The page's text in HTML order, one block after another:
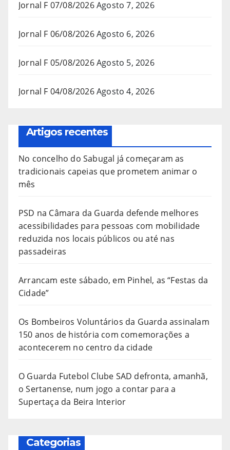
Jornal F 07/08/2026Agosto 7, 2026
Jornal F 06/08/2026Agosto 6, 2026
Jornal F 05/08/2026Agosto 5, 2026
Jornal F 04/08/2026Agosto 4, 2026
Artigos recentes
No concelho do Sabugal já começaram as
tradicionais capeias que prometem animar o
mês
PSD na Câmara da Guarda defende melhores
acessibilidades para pessoas com mobilidade
reduzida nos locais públicos ou até nas
passadeiras
Arrancam este sábado, em Pinhel, as “Festas da
Cidade”
Os Bombeiros Voluntários da Guarda assinalam
150 anos de história com comemorações a
acontecerem no centro da cidade
O Guarda Futebol Clube SAD defronta, amanhã,
o Sertanense, num jogo a contar para a
Supertaça da Beira Interior
Categorias